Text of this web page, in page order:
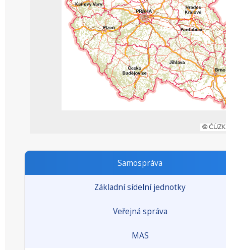
Samospráva
Základní sídelní jednotky
Veřejná správa
MAS